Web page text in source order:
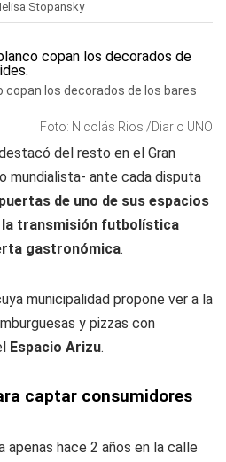
Stopansky
copan los decorados de los bares
Foto: Nicolás Rios /Diario UNO
del resto en el Gran
mundialista- ante cada disputa
de uno de sus espacios
transmisión futbolística
gastronómica.
municipalidad propone ver a la
y pizzas con
Espacio Arizu.
captar consumidores
hace 2 años en la calle